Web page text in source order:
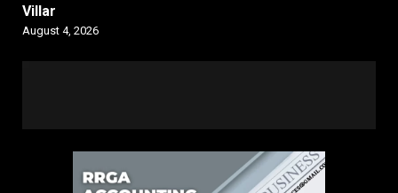
Villar
August 4, 2026